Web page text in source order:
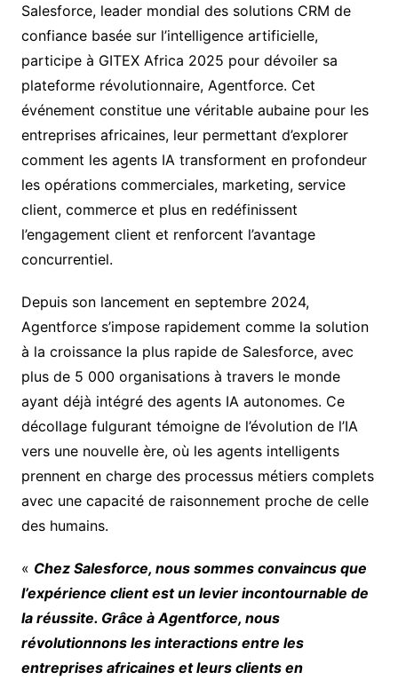
Salesforce, leader mondial des solutions CRM de
confiance basée sur l’intelligence artificielle,
participe à GITEX Africa 2025 pour dévoiler sa
plateforme révolutionnaire, Agentforce. Cet
événement constitue une véritable aubaine pour les
entreprises africaines, leur permettant d’explorer
comment les agents IA transforment en profondeur
les opérations commerciales, marketing, service
client, commerce et plus en redéfinissent
l’engagement client et renforcent l’avantage
concurrentiel.
Depuis son lancement en septembre 2024,
Agentforce s’impose rapidement comme la solution
à la croissance la plus rapide de Salesforce, avec
plus de 5 000 organisations à travers le monde
ayant déjà intégré des agents IA autonomes. Ce
décollage fulgurant témoigne de l’évolution de l’IA
vers une nouvelle ère, où les agents intelligents
prennent en charge des processus métiers complets
avec une capacité de raisonnement proche de celle
des humains.
« Chez Salesforce, nous sommes convaincus que
l’expérience client est un levier incontournable de
la réussite. Grâce à Agentforce, nous
révolutionnons les interactions entre les
entreprises africaines et leurs clients en